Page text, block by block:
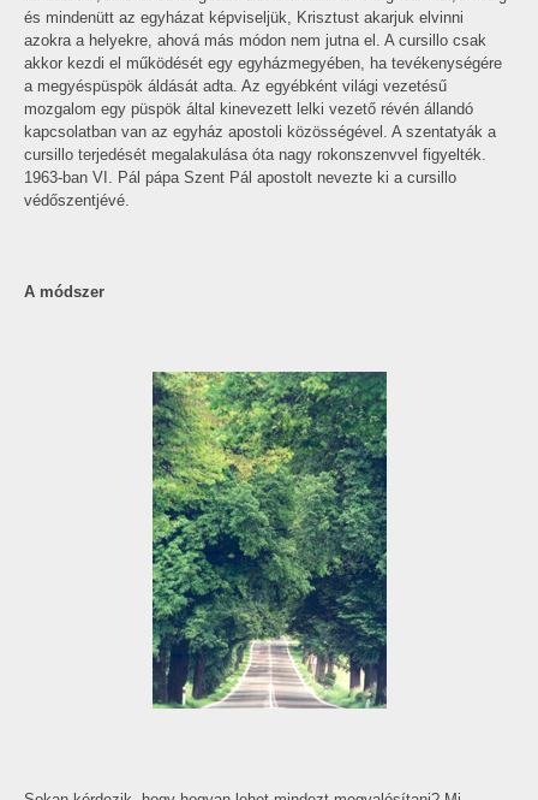
és mindenütt az egyházat képviseljük, Krisztust akarjuk elvinni
azokra a helyekre, ahová más módon nem jutna el. A cursillo csak
akkor kezdi el működését egy egyházmegyében, ha tevékenységére
a megyéspüspök áldását adta. Az egyébként világi vezetésű
mozgalom egy püspök által kinevezett lelki vezető révén állandó
kapcsolatban van az egyház apostoli közösségével. A szentatyák a
cursillo terjedését megalakulása óta nagy rokonszenvvel figyelték.
1963-ban VI. Pál pápa Szent Pál apostolt nevezte ki a cursillo
védőszentjévé.
A módszer